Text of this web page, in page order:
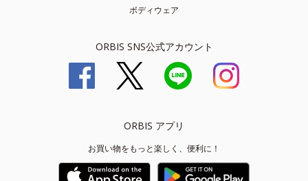
ボディウェア
ORBIS SNS公式アカウント
ORBIS アプリ
お買い物をもっと楽しく、便利に！